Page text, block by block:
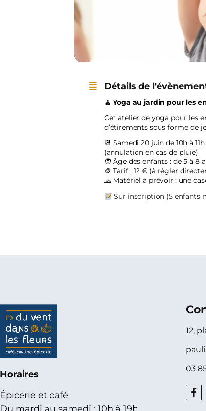
Détails de
🧘 Yoga au jardin pour les
Cet atelier de yoga pour les
d’étirements sous forme de
📆 Samedi 20 juin de 10h à 11h
(annulation en cas de pluie)
🧑 Âge des enfants : de 5 à 8
🪙 Tarif : 12 € (à régler
🧢 Matériel à prévoir : une
Sur inscription (5 enfants
Horaires
Épicerie et café
Du mardi au samedi : 10h à 19h
12,
03